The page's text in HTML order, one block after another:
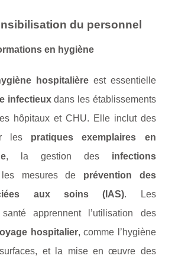
du personnel
en hygiène
hospitalièreest essentielle
infectieuxdans les établissements
hôpitaux et CHU. Elle inclut des
les pratiques exemplaires en
, la gestion des infections
mesures de prévention des
aux soins (IAS). Les
apprennent l’utilisation des
hospitalier, comme l’hygiène
et la mise en œuvre des